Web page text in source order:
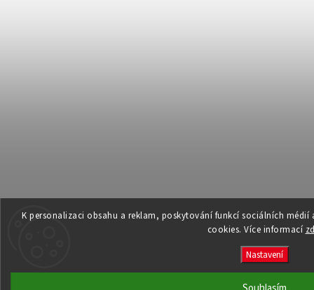
K personalizaci obsahu a reklam, poskytování funkcí sociálních
cookies. Více informací
Nastavení